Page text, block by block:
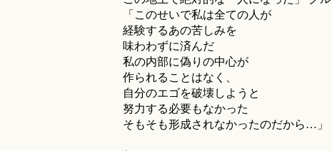
「このせいで私は全ての人が
経験するあの苦しみを
味わわずに済んだ
私の内部に偽りの中心が
作られることはなく、
自分のエゴを破壊しようと
努力する必要もなかった
そもそも形成されなかったのだから…」